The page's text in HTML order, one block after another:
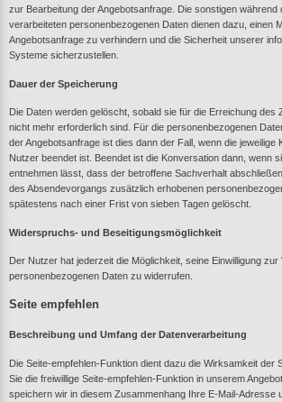
zur Bearbeitung der Angebotsanfrage. Die sonstigen während
verarbeiteten personenbezogenen Daten dienen dazu, einen
Angebotsanfrage zu verhindern und die Sicherheit unserer
Systeme sicherzustellen.
Dauer der Speicherung
Die Daten werden gelöscht, sobald sie für die Erreichung des
nicht mehr erforderlich sind. Für die personenbezogenen
der Angebotsanfrage ist dies dann der Fall, wenn die jeweilige
Nutzer beendet ist. Beendet ist die Konversation dann, wenn
entnehmen lässt, dass der betroffene Sachverhalt
des Absendevorgangs zusätzlich erhobenen
spätestens nach einer Frist von sieben Tagen gelöscht.
Widerspruchs- und Beseitigungsmöglichkeit
Der Nutzer hat jederzeit die Möglichkeit, seine Einwilligung zur
personenbezogenen Daten zu widerrufen.
Seite empfehlen
Beschreibung und Umfang der Datenverarbeitung
Die Seite-empfehlen-Funktion dient dazu die Wirksamkeit der
Sie die freiwillige Seite-empfehlen-Funktion in unserem
speichern wir in diesem Zusammenhang Ihre E-Mail-Adresse